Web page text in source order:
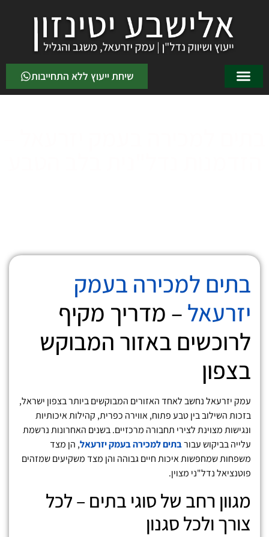
שיחת ייעוץ ללא התחייבות
בתים למכירה בעמק
יזרעאל– מדריך מקיף
לרוכשים באזור המבוקש
בצפון
עמק יזרעאל נחשב לאחד האזורים המבוקשים ביותר בצפון ישראל,
בזכות השילוב בין טבע פתוח, אווירה כפרית, קהילות איכותיות
ונגישות מצוינת לצירי תחבורה מרכזיים. בשנים האחרונות נרשמת
עלייה בביקוש עבורבתים למכירה בעמק יזרעאל, הן מצד
משפחות שמחפשות איכות חיים גבוהה והן מצד משקיעים שמזהים
פוטנציאל נדל"ני מצוין.
מגוון רחב של סוגי בתים – לכל
צורך ולכל סגנון